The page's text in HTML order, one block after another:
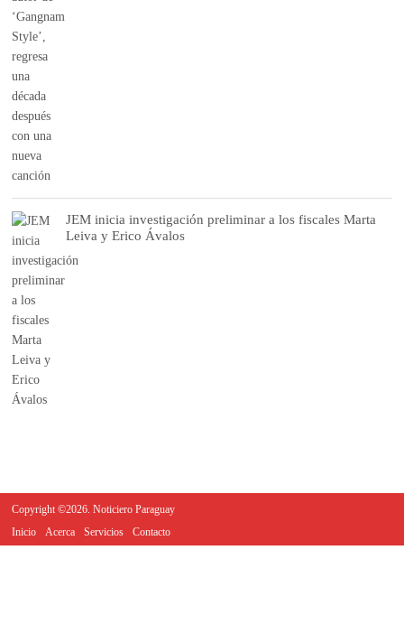
JEM inicia investigación preliminar a los fiscales Marta
Leiva y Erico Ávalos
Copyright ©2026. Noticiero Paraguay
Inicio
Acerca Servicios Contacto